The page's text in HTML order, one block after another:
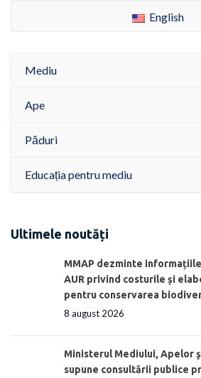
English
Mediu
Ape
Păduri
Educația pentru mediu
Ultimele noutăți
MMAP dezminte
AUR privind costurile și
pentru conservarea
8 august 2026
Ministerul Mediului, Apelor
supune consultării publice